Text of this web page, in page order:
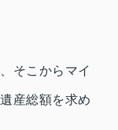
そこからマイ
産総額を求め